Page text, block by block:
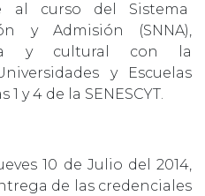
al curso del Sistema
y Admisión (SNNA),
y cultural con la
y Escuelas
y 4 de la SENESCYT.
10 de Julio del 2014,
de las credenciales